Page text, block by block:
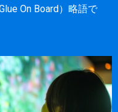
On Board）略語で